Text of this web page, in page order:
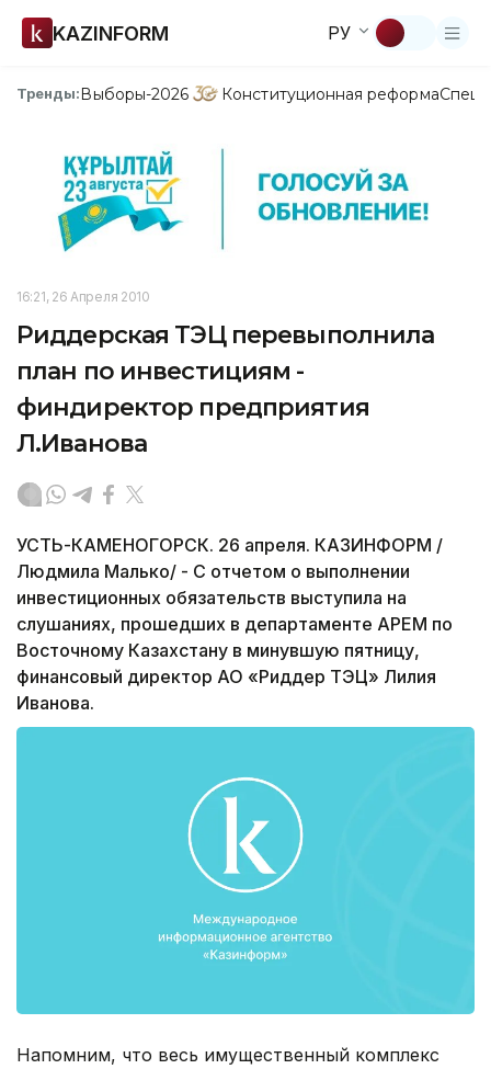
KAZINFORM РУ
Тренды:Выборы-2026 Конституционная реформа
16:21, 26 Апреля 2010
Риддерская ТЭЦ перевыполнила
план по инвестициям -
финдиректор предприятия
Л.Иванова
УСТЬ-КАМЕНОГОРСК. 26 апреля. КАЗИНФОРМ /
Людмила Малько/ - С отчетом о выполнении
инвестиционных обязательств выступила на
слушаниях, прошедших в департаменте АРЕМ по
Восточному Казахстану в минувшую пятницу,
финансовый директор АО «Риддер ТЭЦ» Лилия
Иванова.
Напомним, что весь имущественный комплекс